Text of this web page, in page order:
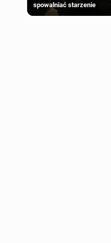
spowalniać starzenie